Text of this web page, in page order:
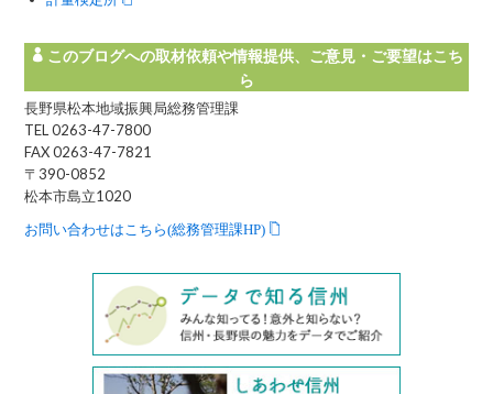
このブログへの取材依頼や情報提供、ご意見・ご要望はこち
ら
長野県松本地域振興局総務管理課
TEL 0263-47-7800
FAX 0263-47-7821
〒390-0852
松本市島立1020
お問い合わせはこちら(総務管理課HP)